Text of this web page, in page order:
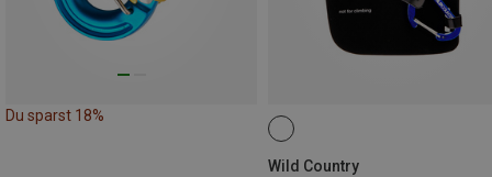
Du sparst 18%
Wild Country